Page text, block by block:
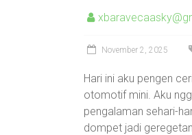
November 2, 2025
Hari ini aku pengen
otomotif mini. Aku
pengalaman sehari-
dompet jadi